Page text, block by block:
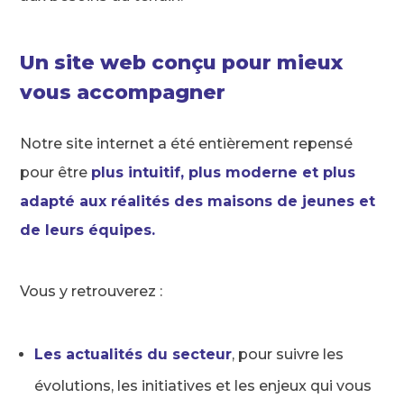
Un site web conçu pour mieux
vous accompagner
Notre site internet a été entièrement repensé
pour être plus intuitif, plus moderne et plus
adapté aux réalités des maisons de jeunes et
de leurs équipes.
Vous y retrouverez :
Les actualités du secteur, pour suivre les
évolutions, les initiatives et les enjeux qui vous